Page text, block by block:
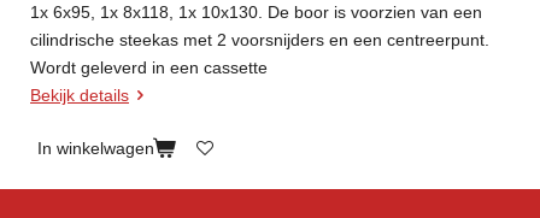
1x 6x95, 1x 8x118, 1x 10x130. De boor is voorzien van een
cilindrische steekas met 2 voorsnijders en een centreerpunt.
Wordt geleverd in een cassette
Bekijk details
In winkelwagen